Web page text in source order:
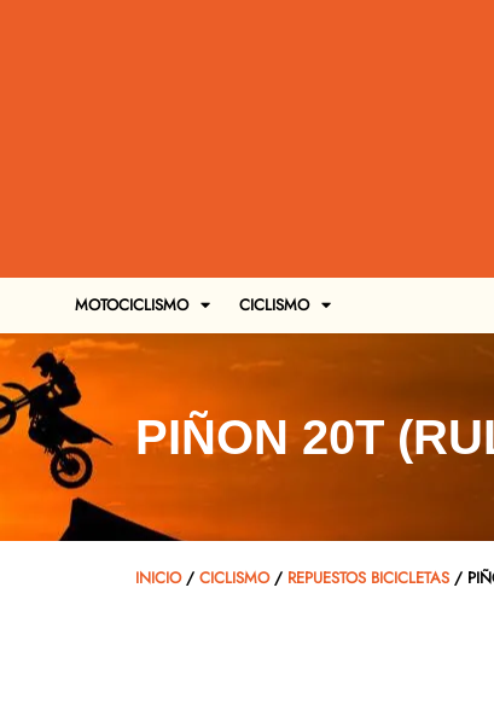
MOTOCICLISMO CICLISMO
PIÑON 20T
INICIO/ CICLISMO/ REPUESTOS BICICLETAS /